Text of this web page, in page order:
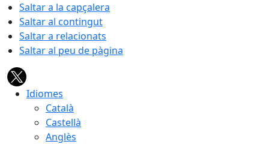
Saltar a la capçalera
Saltar al contingut
Saltar a relacionats
Saltar al peu de pàgina
Idiomes
Català
Castellà
Anglès